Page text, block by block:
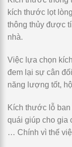
kích thước lọt
thông thủy được
nhà.
Việc lựa chọn
đem lại sự cân
năng lượng tốt,
Kích thước lỗ
quái giúp cho gia
… Chính vì thế